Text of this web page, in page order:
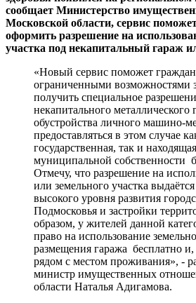
сообщает Министерство
Московской области, сервис
оформить разрешение на
участка под некапитальный гараж
«Новый сервис поможет
ограниченными возможностями
получить специальное
некапитального металлического
обустройства личного машино-
предоставляться в этом случае
государственная, так и
муниципальной собственности
Отмечу, что разрешение на
или земельного участка
высокого уровня развития
Подмосковья и застройки
образом, у жителей данной
право на использование
размещения гаража бесплатно
рядом с местом проживания», -
министр имущественных
области Наталья Адигамова.